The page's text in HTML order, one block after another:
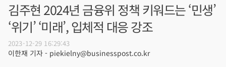
김주현 2024년 금융위 정책 키워드는 ‘민생’
‘위기’ ‘미래’, 입체적 대응 강조
2023-12-29 16:29:43
이한재 기자 - piekielny@businesspost.co.kr